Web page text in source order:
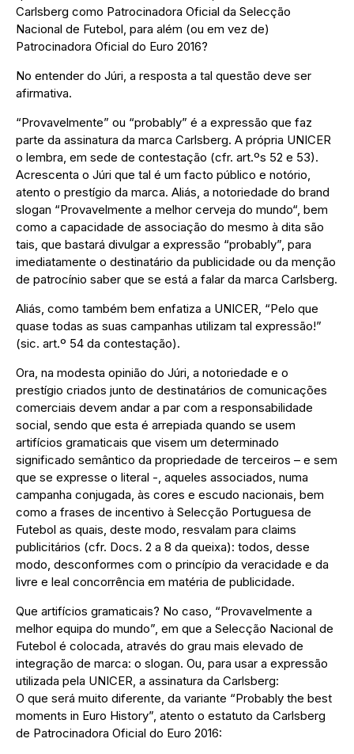
Carlsberg como Patrocinadora Oficial da Selecção
Nacional de Futebol, para além (ou em vez de)
Patrocinadora Oficial do Euro 2016?
No entender do Júri, a resposta a tal questão deve ser
afirmativa.
“Provavelmente” ou “probably” é a expressão que faz
parte da assinatura da marca Carlsberg. A própria UNICER
o lembra, em sede de contestação (cfr. art.ºs 52 e 53).
Acrescenta o Júri que tal é um facto público e notório,
atento o prestígio da marca. Aliás, a notoriedade do brand
slogan “Provavelmente a melhor cerveja do mundo“, bem
como a capacidade de associação do mesmo à dita são
tais, que bastará divulgar a expressão “probably”, para
imediatamente o destinatário da publicidade ou da menção
de patrocínio saber que se está a falar da marca Carlsberg.
Aliás, como também bem enfatiza a UNICER, “Pelo que
quase todas as suas campanhas utilizam tal expressão!”
(sic. art.º 54 da contestação).
Ora, na modesta opinião do Júri, a notoriedade e o
prestígio criados junto de destinatários de comunicações
comerciais devem andar a par com a responsabilidade
social, sendo que esta é arrepiada quando se usem
artifícios gramaticais que visem um determinado
significado semântico da propriedade de terceiros – e sem
que se expresse o literal -, aqueles associados, numa
campanha conjugada, às cores e escudo nacionais, bem
como a frases de incentivo à Selecção Portuguesa de
Futebol as quais, deste modo, resvalam para claims
publicitários (cfr. Docs. 2 a 8 da queixa): todos, desse
modo, desconformes com o princípio da veracidade e da
livre e leal concorrência em matéria de publicidade.
Que artifícios gramaticais? No caso, “Provavelmente a
melhor equipa do mundo”, em que a Selecção Nacional de
Futebol é colocada, através do grau mais elevado de
integração de marca: o slogan. Ou, para usar a expressão
utilizada pela UNICER, a assinatura da Carlsberg:
O que será muito diferente, da variante “Probably the best
moments in Euro History”, atento o estatuto da Carlsberg
de Patrocinadora Oficial do Euro 2016: